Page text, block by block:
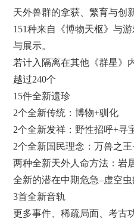
天外兽群的拿获、繁育与创
151种来自《博物天枢》与
与展示。
若计入隔离在其他《群星》
越过240个
15件全新遗珍
2个全新传统：博物+驯化
2个全新发祥：野性招呼+寻
2个全新国民理念：万兽之
两种全新天外人命方法：岩
全新的潜在中期危急–虚空虫
3首全新音轨
更多事件、稀疏局面、考古